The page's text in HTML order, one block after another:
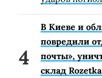
В Киеве и
повредили
почты»,
склад